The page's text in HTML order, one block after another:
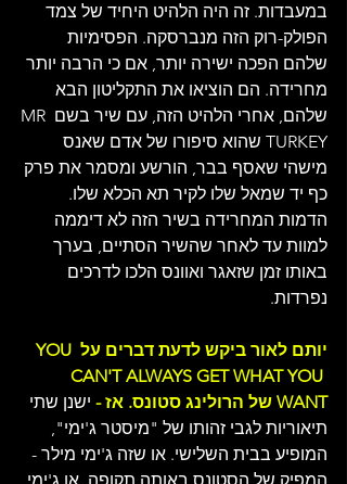
במעבדות. זה היה הלהיט היחיד של צמד
הפולק-רוק הזה מנברסקה. הפסימיות
שלהם הפכה ישירה יותר, אם כי הרבה יותר
מחרידה. הם הוציאו את התקליטון הבא
שלהם, אחרי הלהיט הזה, עם שיר בשם MR
TURKEY שהוא סיפורו של אדם שאנס
מישהי שאסף בבר, הורשע ומסמר את פרק
כף יד שמאל שלו לקיר תא הכלא שלו.
הדמות המחרידה בשיר הזה לא דיממה
למוות עד לאחר שהשיר הסתיים, בערך
באותו זמן שזאגר ואוונס הלכו לדרכים
נפרדות.
יותם לאור ביקש לדעת דברים על YOU
CAN'T ALWAYS GET WHAT YOU
WANT של הרולינג סטונס. אז -
ישנן שתי
תיאוריות לגבי זהותו של "מיסטר ג'ימי",
המופיע בבית השלישי. או שזה ג'ימי מילר -